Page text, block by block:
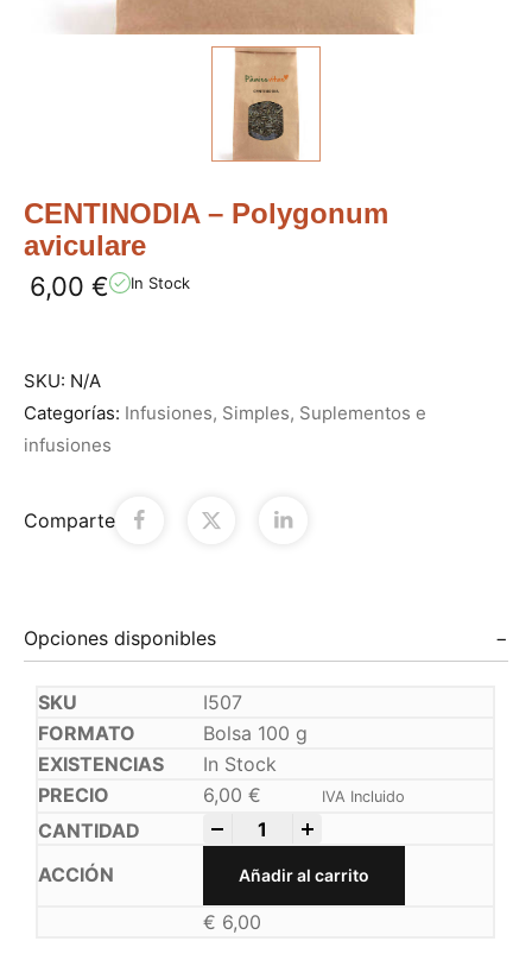
CENTINODIA – Polygonum
aviculare
6,00 € In Stock
SKU: N/A
Categorías: Infusiones, Simples, Suplementos e
infusiones
Comparte
Opciones disponibles
I507
Bolsa 100 g
In Stock
6,00€ IVA Incluido
Añadir al carrito
€ 6,00